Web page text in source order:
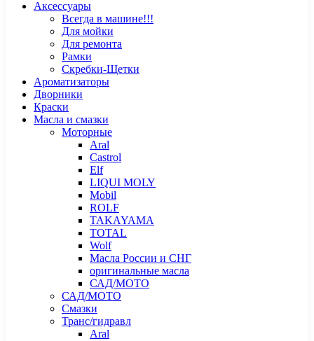
Аксессуары
Всегда в машине!!!
Для мойки
Для ремонта
Рамки
Скребки-Щетки
Ароматизаторы
Дворники
Краски
Масла и смазки
Моторные
Aral
Castrol
Elf
LIQUI MOLY
Mobil
ROLF
TAKAYAMA
TOTAL
Wolf
Масла России и СНГ
оригинальные масла
САД/МОТО
САД/МОТО
Смазки
Транс/гидравл
Aral